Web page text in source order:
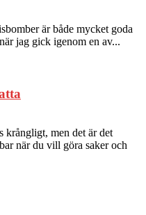
är både mycket goda
jag gick igenom en av...
krångligt, men det är det
när du vill göra saker och